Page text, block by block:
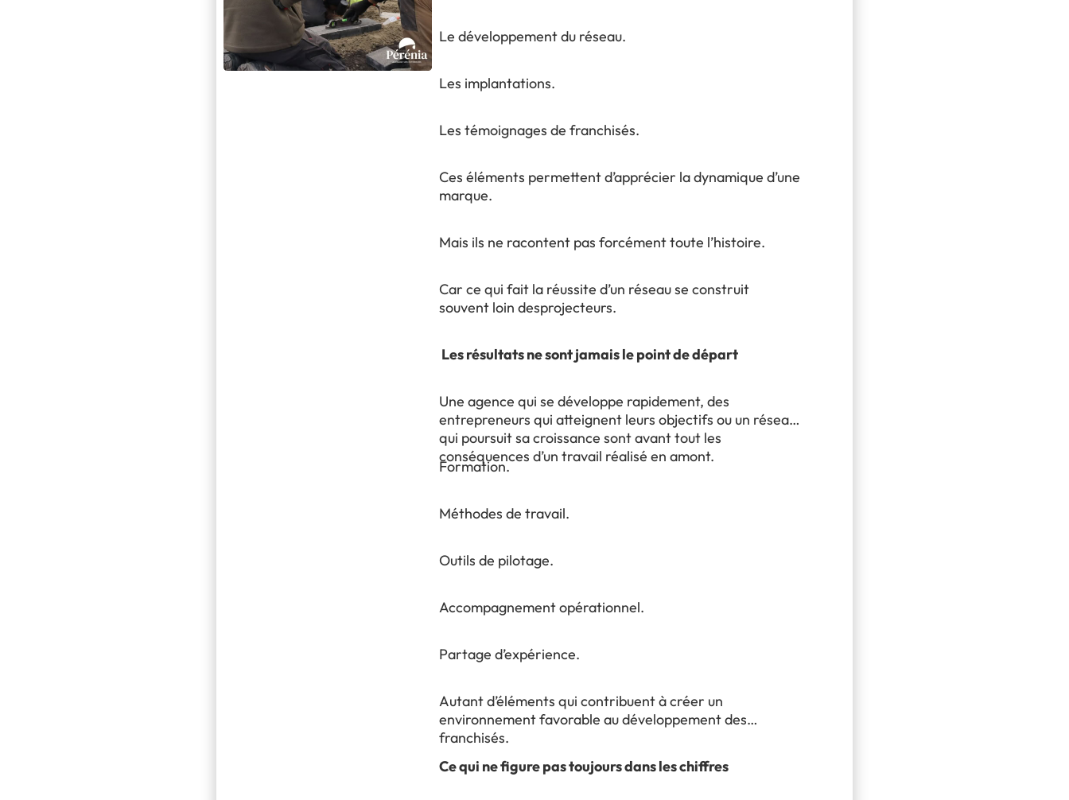
Le développement du réseau.
Les implantations.
Les témoignages de franchisés.
Ces éléments permettent d’apprécier la dynamique d’une
marque.
Mais ils ne racontent pas forcément toute l’histoire.
Car ce qui fait la réussite d’un réseau se construit
souvent loin desprojecteurs.
Les résultats ne sont jamais le point de départ
Une agence qui se développe rapidement, des
entrepreneurs qui atteignent leurs objectifs ou un réseau
qui poursuit sa croissance sont avant tout les
conséquences d’un travail réalisé en amont.
Formation.
Méthodes de travail.
Outils de pilotage.
Accompagnement opérationnel.
Partage d’expérience.
Autant d’éléments qui contribuent à créer un
environnement favorable au développement des
franchisés.
Ce qui ne figure pas toujours dans les chiffres